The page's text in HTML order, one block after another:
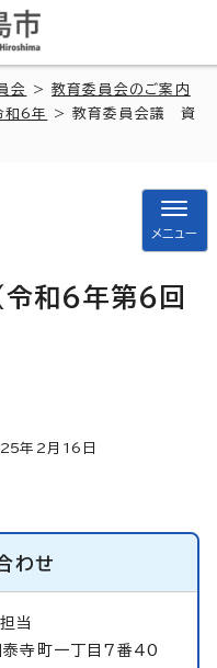
会 >教育委員会のご案内
6年
> 教育委員会議 資
メニュー
和6年第6回
年2月 16 日
わせ
当
寺町一丁目7番40